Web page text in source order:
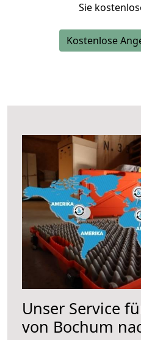
Sie
Kostenlose
Unser Service
von Bochum